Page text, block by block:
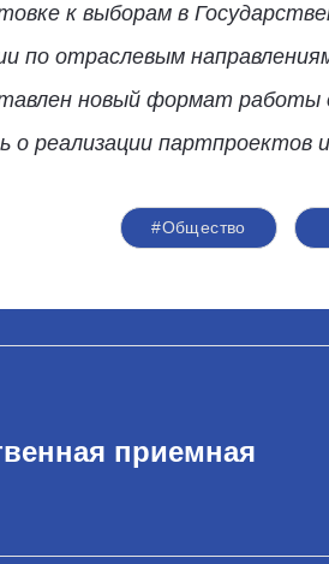
к выборам в
по отраслевым
новый формат работы
о реализации
#Общество
приемная